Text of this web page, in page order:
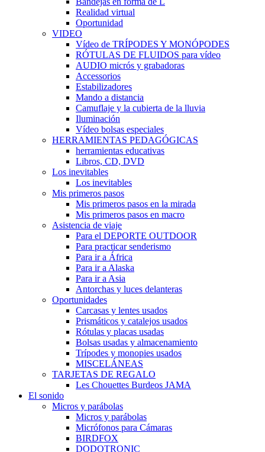
Realidad virtual
Oportunidad
VIDEO
Vídeo de TRÍPODES Y MONÓPODES
RÓTULAS DE FLUIDOS para vídeo
AUDIO micrós y grabadoras
Accessorios
Estabilizadores
Mando a distancia
Camuflaje y la cubierta de la lluvia
Iluminación
Vídeo bolsas especiales
HERRAMIENTAS PEDAGÓGICAS
herramientas educativas
Libros, CD, DVD
Los inevitables
Los inevitables
Mis primeros pasos
Mis primeros pasos en la mirada
Mis primeros pasos en macro
Asistencia de viaje
Para el DEPORTE OUTDOOR
Para practicar senderismo
Para ir a África
Para ir a Alaska
Para ir a Asia
Antorchas y luces delanteras
Oportunidades
Carcasas y lentes usados
Prismáticos y catalejos usados
Rótulas y placas usadas
Bolsas usadas y almacenamiento
Trípodes y monopies usados
MISCELÁNEAS
TARJETAS DE REGALO
Les Chouettes Burdeos JAMA
El sonido
Micros y parábolas
Micros y parábolas
Micrófonos para Cámaras
BIRDFOX
DODOTRONIC